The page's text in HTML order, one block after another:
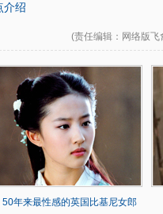
介绍
(责任编辑 ：网络版
50年来最性感的英国比基尼女郎